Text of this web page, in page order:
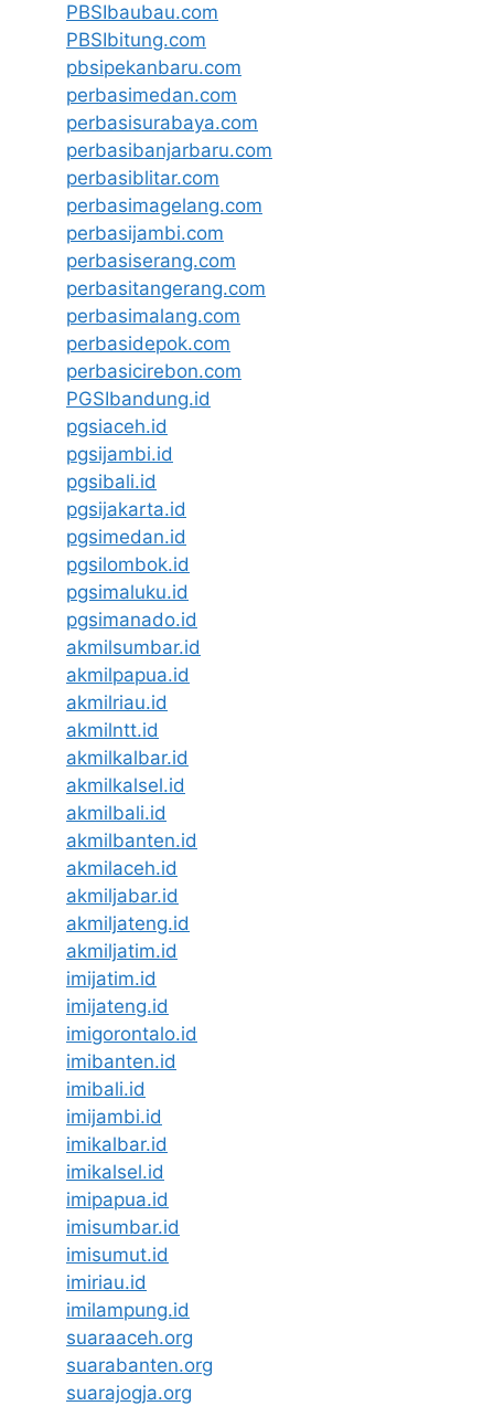
PBSIbaubau.com
PBSIbitung.com
pbsipekanbaru.com
perbasimedan.com
perbasisurabaya.com
perbasibanjarbaru.com
perbasiblitar.com
perbasimagelang.com
perbasijambi.com
perbasiserang.com
perbasitangerang.com
perbasimalang.com
perbasidepok.com
perbasicirebon.com
PGSIbandung.id
pgsiaceh.id
pgsijambi.id
pgsibali.id
pgsijakarta.id
pgsimedan.id
pgsilombok.id
pgsimaluku.id
pgsimanado.id
akmilsumbar.id
akmilpapua.id
akmilriau.id
akmilntt.id
akmilkalbar.id
akmilkalsel.id
akmilbali.id
akmilbanten.id
akmilaceh.id
akmiljabar.id
akmiljateng.id
akmiljatim.id
imijatim.id
imijateng.id
imigorontalo.id
imibanten.id
imibali.id
imijambi.id
imikalbar.id
imikalsel.id
imipapua.id
imisumbar.id
imisumut.id
imiriau.id
imilampung.id
suaraaceh.org
suarabanten.org
suarajogja.org